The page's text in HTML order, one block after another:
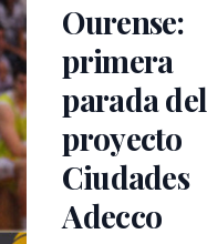
Ourense:
primera
parada del
proyecto
Ciudades
Adecco